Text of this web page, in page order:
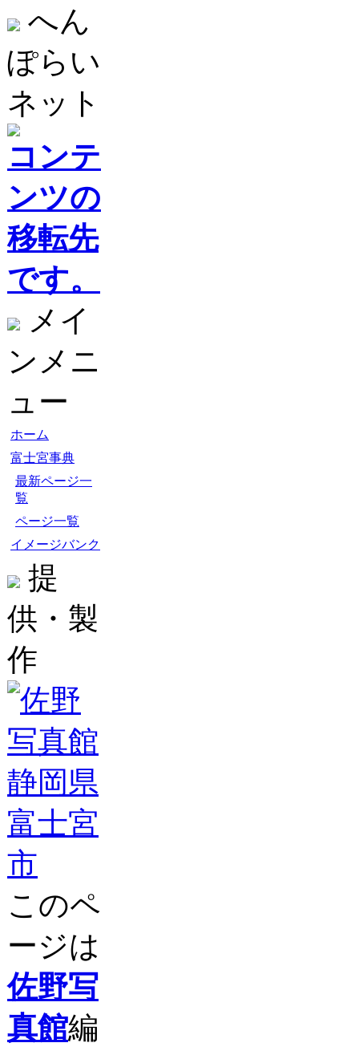
へん
ぽらい
ネット
コンテ
ンツの
移転先
です。
メイ
ンメニ
ュー
ホーム
富士宮事典
最新ページ一
覧
ページ一覧
イメージバンク
提
供・製
作
このペ
ージは
佐野写
真館編